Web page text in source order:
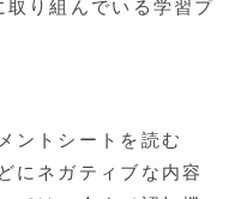
り組んでいる学習プ
ントシートを読む
にネガティブな内容